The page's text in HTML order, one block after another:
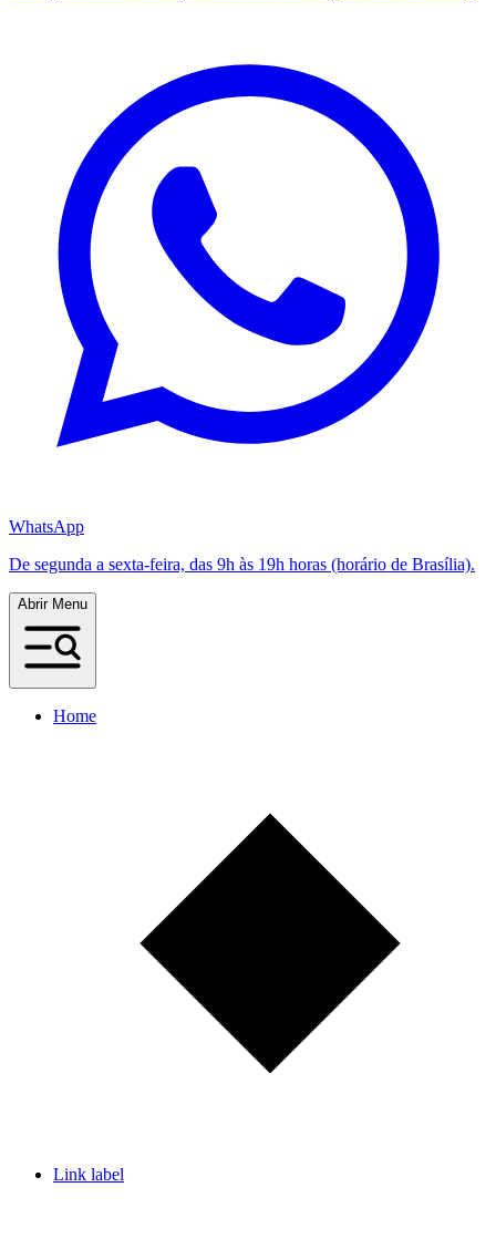
WhatsApp
De segunda a sexta-feira, das 9h às 19h horas (horário de Brasília).
Abrir Menu
Home
Link label